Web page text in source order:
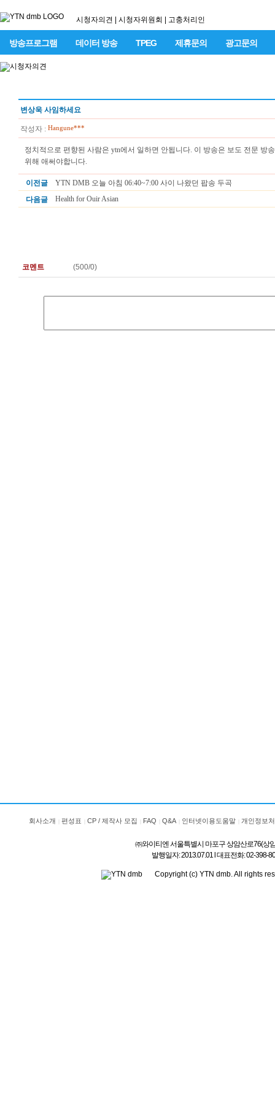
시청자의견 시청자위원회 고충처리인
방송프로그램 데이터 방송 TPEG 제휴문의 광고문의
변상욱 사임하세요
작성자 : Hangune***
정치적으로 편향된 사람은 ytn에서 일하면 안됩니다. 이 방송은 보도 전문 방
위해 애써야합니다.
이전글
YTN DMB 오늘 아침 06:40~7:00 사이 나왔던 팝송 두곡
다음글
Health for Ouir Asian
코멘트 (500/0)
회사소개 편성표 CP / 제작사 모집 FAQ Q&A 인터넷이용도움말 개인정보
㈜와이티엔 서울특별시 마포구 상암산로76(상
발행일자: 2013.07.01 l 대표전화: 02-398-
Copyright (c) YTN dmb. All rights